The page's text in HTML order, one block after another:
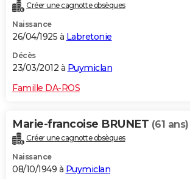
Créer une cagnotte obsèques
Naissance
26/04/1925 à Labretonie
Décès
23/03/2012 à Puymiclan
Famille DA-ROS
Marie-francoise BRUNET (61 ans)
Créer une cagnotte obsèques
Naissance
08/10/1949 à Puymiclan